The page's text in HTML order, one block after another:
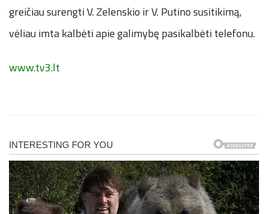
greičiau surengti V. Zelenskio ir V. Putino susitikimą,
vėliau imta kalbėti apie galimybę pasikalbėti telefonu.
www.tv3.lt